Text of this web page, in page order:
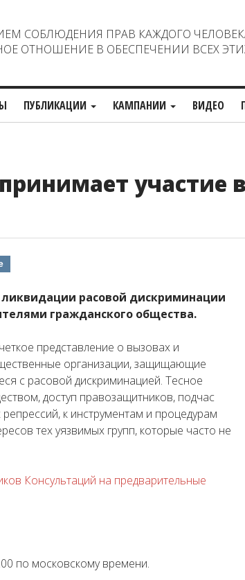
СОБЛЮДЕНИЯ ПРАВ КАЖДОГО
ОТНОШЕНИЕ В ОБЕСПЕЧЕНИИ ВСЕХ
ПУБЛИКАЦИИ КАМПАНИИ ВИДЕО
участие
расовой дискриминации
гражданского общества.
представление о вызовах и
организации, защищающие
с расовой дискриминацией. Тесное
доступ правозащитников, подчас
к инструментам и процедурам
тех уязвимых групп, которые часто не
Консультаций на предварительные
по московскому времени.